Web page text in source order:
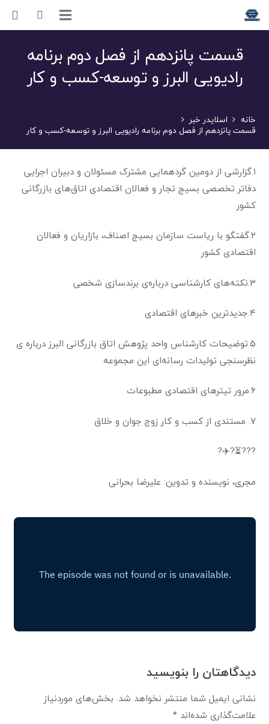
قسمت پانزدهم از فصل دوم برنامه
رادیویی البرز و توسعه-کسب و کار
خانه اسلایدر خبر
قسمت پانزدهم از فصل دوم برنامه رادیویی البرز و توسعه-کسب و کار
۱.گزارشی از دومین گردهمایی مشترک مسئولان و دبیران اجرایی
دفاتر تخصصی بسیج تجار و فعالان اقتصادی اتاق‌های بازرگانی
کشور
۲.گفتگو با ریاست سازمان بسیج اصناف، بازاریان و فعالان
اقتصادی کشور
۳.نکته‌های کارشناسی درباره‌ی برندسازی شخصی
۴.جدیدترین خبرهای اقتصادی
۵.توضیحات کارشناس واحد پژوهش اتاق بازرگانی البرز درباره ی
نظرسنجی تولیدات رسانه‌ای این مجموعه
۶.مرور تیترهای اقتصادی مطبوعات
۷. مستندی از کسب و کار زوج جوان و خلاق
???⏳?✈️?
مجری، نویسنده و تدوین: علیرضا بحرانی
دیدگاهتان را بنویسید
نشانی ایمیل شما منتشر نخواهد شد. بخش‌های موردنیاز
علامت‌گذاری شده‌اند*